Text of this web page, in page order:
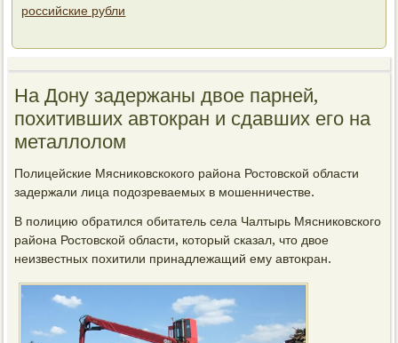
российские рубли
На Дону задержаны двое парней,
похитивших автокран и сдавших его на
металлолом
Полицейские Мясниковскокого района Ростовской области
задержали лица подозреваемых в мошенничестве.
В полицию обратился обитатель села Чалтырь Мясниковского
района Ростовской области, который сказал, что двое
неизвестных похитили принадлежащий ему автокран.